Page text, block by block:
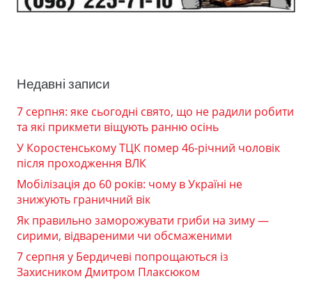
Недавні записи
7 серпня: яке сьогодні свято, що не радили робити
та які прикмети віщують ранню осінь
У Коростенському ТЦК помер 46-річний чоловік
після проходження ВЛК
Мобілізація до 60 років: чому в Україні не
знижують граничний вік
Як правильно заморожувати гриби на зиму —
сирими, відвареними чи обсмаженими
7 серпня у Бердичеві попрощаються із
Захисником Дмитром Плаксюком